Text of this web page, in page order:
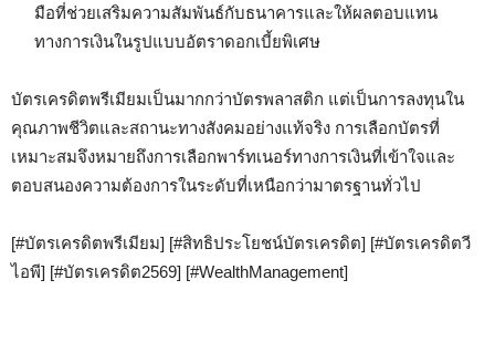
มือที่ช่วยเสริมความสัมพันธ์กับธนาคารและให้ผลตอบแทน
ทางการเงินในรูปแบบอัตราดอกเบี้ยพิเศษ
บัตรเครดิตพรีเมียมเป็นมากกว่าบัตรพลาสติก แต่เป็นการลงทุนใน
คุณภาพชีวิตและสถานะทางสังคมอย่างแท้จริง การเลือกบัตรที่
เหมาะสมจึงหมายถึงการเลือกพาร์ทเนอร์ทางการเงินที่เข้าใจและ
ตอบสนองความต้องการในระดับที่เหนือกว่ามาตรฐานทั่วไป
[#บัตรเครดิตพรีเมียม] [#สิทธิประโยชน์บัตรเครดิต] [#บัตรเครดิตวี
ไอพี] [#บัตรเครดิต2569] [#WealthManagement]